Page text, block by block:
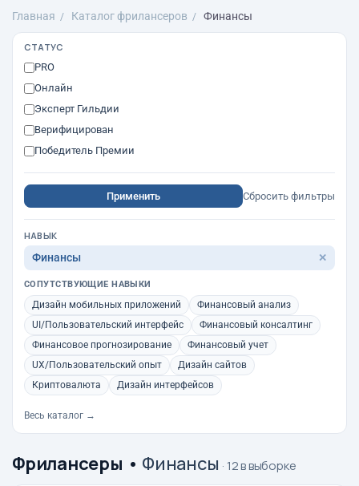
Главная Каталог фрилансеров Финансы
СТАТУС
PRO
Онлайн
Эксперт Гильдии
Верифицирован
Победитель Премии
Применить Сбросить фильтры
НАВЫК
Финансы ✕
СОПУТСТВУЮЩИЕ НАВЫКИ
Дизайн мобильных приложений
Финансовый анализ
UI/Пользовательский интерфейс
Финансовый консалтинг
Финансовое прогнозирование
Финансовый учет
UX/Пользовательский опыт
Дизайн сайтов
Криптовалюта
Дизайн интерфейсов
Весь каталог →
Фрилансеры • Финансы · 12 в выборке